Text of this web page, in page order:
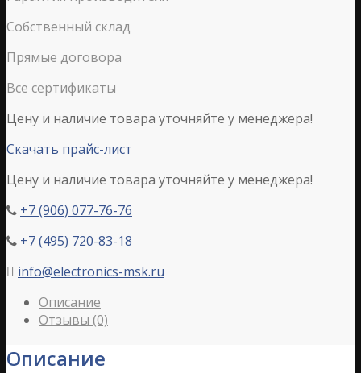
Собственный склад
Прямые договора
Все сертификаты
Цену и наличие товара уточняйте у менеджера!
Скачать прайс-лист
Цену и наличие товара уточняйте у менеджера!
 +7 (906) 077-76-76
 +7 (495) 720-83-18
 info@electronics-msk.ru
Описание
Отзывы (0)
Описание